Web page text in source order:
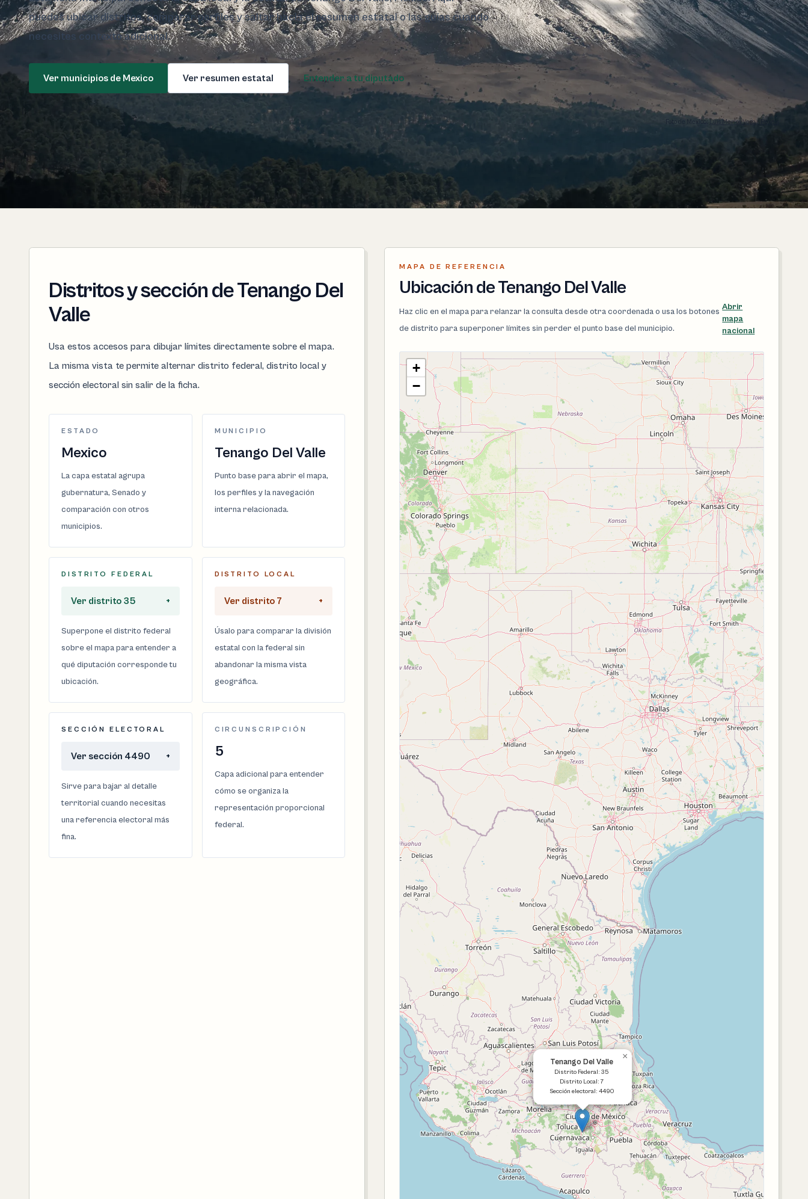
puedes ubicar distritos, comparar perfiles y saltar hacia el resumen estatal o las guías cuando
necesites contexto adicional.
Ver municipios de Mexico Ver resumen estatal Entender a tu diputado
Foto de Mexico: Luis Merlos Vega / Pexels
Distritos y sección de Tenango Del
Valle
Usa estos accesos para dibujar límites directamente sobre el mapa.
La misma vista te permite alternar distrito federal, distrito local y
sección electoral sin salir de la ficha.
ESTADO
Mexico
La capa estatal agrupa
gubernatura, Senado y
comparación con otros
municipios.
MUNICIPIO
Tenango Del Valle
Punto base para abrir el mapa,
los perfiles y la navegación
interna relacionada.
DISTRITO FEDERAL
Ver distrito 35 +
Superpone el distrito federal
sobre el mapa para entender a
qué diputación corresponde tu
ubicación.
DISTRITO LOCAL
Ver distrito 7 +
Úsalo para comparar la división
estatal con la federal sin
abandonar la misma vista
geográfica.
SECCIÓN ELECTORAL
Ver sección 4490 +
Sirve para bajar al detalle
territorial cuando necesitas
una referencia electoral más
fina.
CIRCUNSCRIPCIÓN
5
Capa adicional para entender
cómo se organiza la
representación proporcional
federal.
MAPA DE REFERENCIA
Ubicación de Tenango Del Valle
Haz clic en el mapa para relanzar la consulta desde otra coordenada o usa los botones
de distrito para superponer límites sin perder el punto base del municipio.
Abrir
mapa
nacional
Tenango Del Valle
Distrito Federal: 35
Distrito Local: 7
Sección electoral: 4490
×
+
−